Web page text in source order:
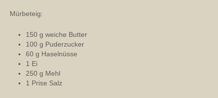
Mürbeteig:
150 g weiche Butter
100 g Puderzucker
60 g Haselnüsse
1 Ei
250 g Mehl
1 Prise Salz